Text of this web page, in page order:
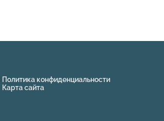
Политика конфиденциальности
Карта сайта